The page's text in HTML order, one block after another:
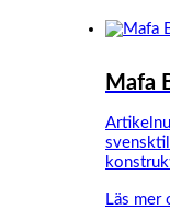
Mafa
Läs mer